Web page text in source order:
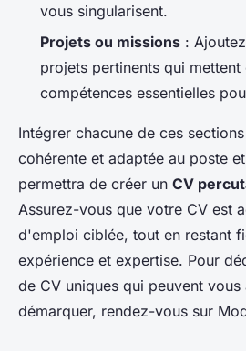
vous singularisent.
Projets ou missions :
projets pertinents qui mettent
compétences essentielles
Intégrer chacune de ces
cohérente et adaptée au poste
permettra de créer un CV
Assurez-vous que votre CV est
d'emploi ciblée, tout en restant
expérience et expertise. Pour
de CV uniques qui peuvent
démarquer, rendez-vous sur